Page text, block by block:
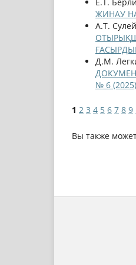
ЖИНАУ
А.Т.
Д.М.
№ 6 (2025)
1 2 3 4 5 6 7 8 9
Вы также